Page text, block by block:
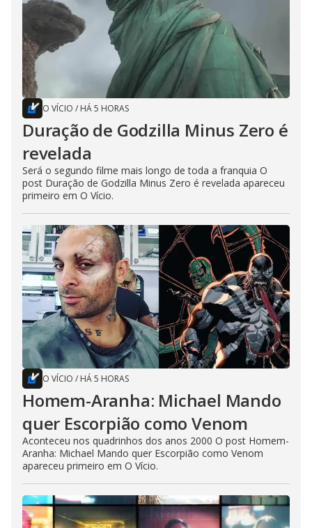
O VÍCIO / HÁ 5 HORAS
Duração de Godzilla Minus Zero é
revelada
Será o segundo filme mais longo de toda a franquia O
post Duração de Godzilla Minus Zero é revelada apareceu
primeiro em O Vício.
O VÍCIO / HÁ 5 HORAS
Homem-Aranha: Michael Mando
quer Escorpião como Venom
Aconteceu nos quadrinhos dos anos 2000 O post Homem-
Aranha: Michael Mando quer Escorpião como Venom
apareceu primeiro em O Vício.